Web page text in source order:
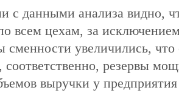
с данными анализа видно,
всем цехам, за
увеличились, что
соответственно, резервы
выручки у